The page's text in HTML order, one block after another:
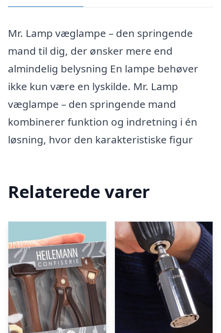
Mr. Lamp væglampe – den springende
mand til dig, der ønsker mere end
almindelig belysning En lampe behøver
ikke kun være en lyskilde. Mr. Lamp
væglampe – den springende mand
kombinerer funktion og indretning i én
løsning, hvor den karakteristiske figur
Relaterede varer